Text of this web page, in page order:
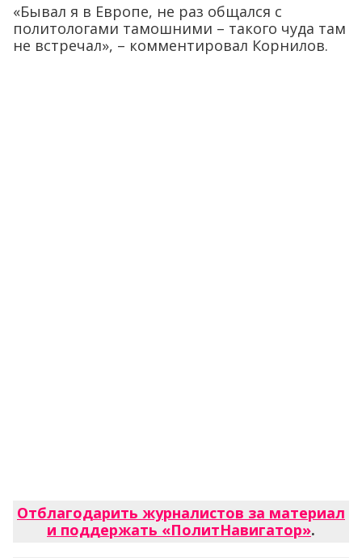
«Бывал я в Европе, не раз общался с
политологами тамошними – такого чуда там
не встречал», – комментировал Корнилов.
Отблагодарить журналистов за материал
и поддержать «ПолитНавигатор».